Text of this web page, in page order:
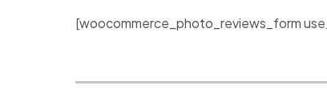
[woocommerce_photo_reviews_form